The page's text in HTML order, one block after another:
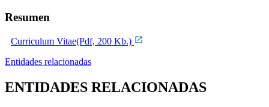
Resumen
Curriculum Vitae(Pdf, 200 Kb.)
Entidades relacionadas
ENTIDADES RELACIONADAS